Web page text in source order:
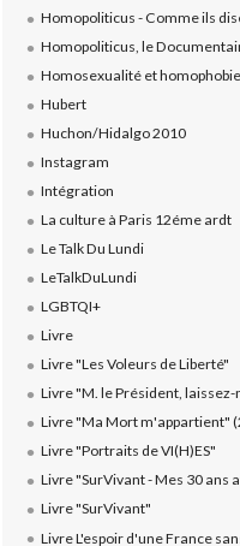
Homopoliticus - Comme ils
Homopoliticus, le
Homosexualité et homophobie
Hubert
Huchon/Hidalgo 2010
Instagram
Intégration
La culture à Paris 12éme ardt
Le Talk Du Lundi
LeTalkDuLundi
LGBTQI+
Livre
Livre "Les Voleurs de Liberté"
Livre "M. le Président,
Livre "Ma Mort m'appartient"
Livre "Portraits de VI(H)ES"
Livre "SurVivant - Mes 30 ans
Livre "SurVivant"
Livre L'espoir d'une France